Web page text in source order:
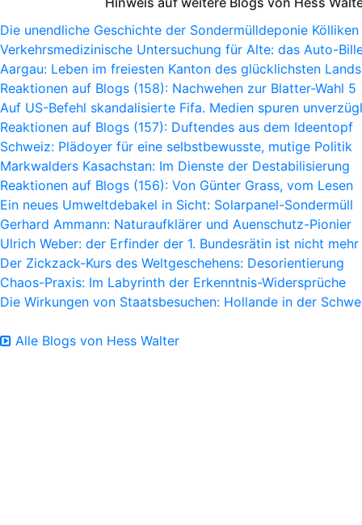
Die unendliche Geschichte der Sondermülldeponie Kölliken
Verkehrsmedizinische Untersuchung für Alte: das Auto-
Aargau: Leben im freiesten Kanton des glücklichsten Lands
Reaktionen auf Blogs (158): Nachwehen zur Blatter-Wahl 5
Auf US-Befehl skandalisierte Fifa. Medien spuren
Reaktionen auf Blogs (157): Duftendes aus dem Ideentopf
Schweiz: Plädoyer für eine selbstbewusste, mutige Politik
Markwalders Kasachstan: Im Dienste der Destabilisierung
Reaktionen auf Blogs (156): Von Günter Grass, vom Lesen
Ein neues Umweltdebakel in Sicht: Solarpanel-Sondermüll
Gerhard Ammann: Naturaufklärer und Auenschutz-Pionier
Ulrich Weber: der Erfinder der 1. Bundesrätin ist nicht mehr
Der Zickzack-Kurs des Weltgeschehens: Desorientierung
Chaos-Praxis: Im Labyrinth der Erkenntnis-Widersprüche
Die Wirkungen von Staatsbesuchen: Hollande in der
Alle Blogs von Hess Walter